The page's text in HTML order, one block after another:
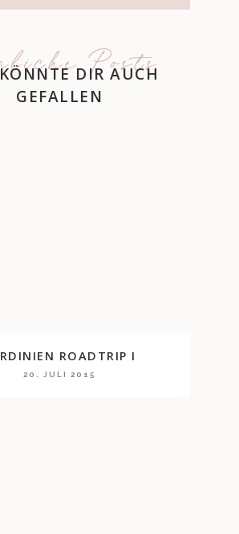
Posts
DIR AUCH
GEFALLEN
ROADTRIP I
20. JULI 2015